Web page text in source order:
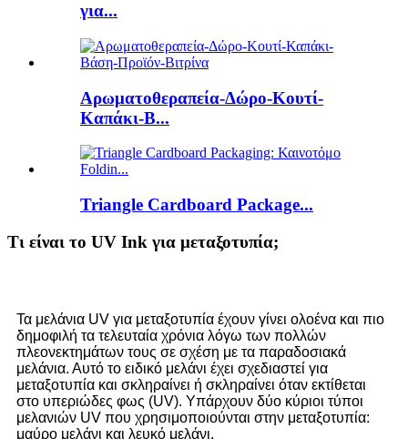
για...
Αρωματοθεραπεία-Δώρο-Κουτί-
Καπάκι-Β...
Triangle Cardboard Package...
Τι είναι το UV Ink για μεταξοτυπία;
Τα μελάνια UV για μεταξοτυπία έχουν γίνει ολοένα και πιο
δημοφιλή τα τελευταία χρόνια λόγω των πολλών
πλεονεκτημάτων τους σε σχέση με τα παραδοσιακά
μελάνια. Αυτό το ειδικό μελάνι έχει σχεδιαστεί για
μεταξοτυπία και σκληραίνει ή σκληραίνει όταν εκτίθεται
στο υπεριώδες φως (UV). Υπάρχουν δύο κύριοι τύποι
μελανιών UV που χρησιμοποιούνται στην μεταξοτυπία:
μαύρο μελάνι και λευκό μελάνι.